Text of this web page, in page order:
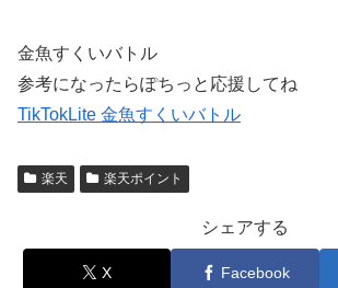
金魚すくいバトル
参考になったらぽちっと応援してね
TikTokLite 金魚すくいバトル
楽天 楽天ポイント
シェアする
X Facebook